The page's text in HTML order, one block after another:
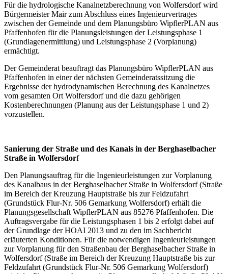
Für die hydrologische Kanalnetzberechnung von Wolfersdorf wird
Bürgermeister Mair zum Abschluss eines Ingenieurvertrages
zwischen der Gemeinde und dem Planungsbüro WipflerPLAN aus
Pfaffenhofen für die Planungsleistungen der Leistungsphase 1
(Grundlagenermittlung) und Leistungsphase 2 (Vorplanung)
ermächtigt.
Der Gemeinderat beauftragt das Planungsbüro WipflerPLAN aus
Pfaffenhofen in einer der nächsten Gemeinderatssitzung die
Ergebnisse der hydrodynamischen Berechnung des Kanalnetzes
vom gesamten Ort Wolfersdorf und die dazu gehörigen
Kostenberechnungen (Planung aus der Leistungsphase 1 und 2)
vorzustellen.
Sanierung der Straße und des Kanals in der Berghaselbacher
Straße in Wolfersdorf
Den Planungsauftrag für die Ingenieurleistungen zur Vorplanung
des Kanalbaus in der Berghaselbacher Straße in Wolfersdorf (Straße
im Bereich der Kreuzung Hauptstraße bis zur Feldzufahrt
(Grundstück Flur-Nr. 506 Gemarkung Wolfersdorf) erhält die
Planungsgesellschaft WipflerPLAN aus 85276 Pfaffenhofen. Die
Auftragsvergabe für die Leistungsphasen 1 bis 2 erfolgt dabei auf
der Grundlage der HOAI 2013 und zu den im Sachbericht
erläuterten Konditionen. Für die notwendigen Ingenieurleistungen
zur Vorplanung für den Straßenbau der Berghaselbacher Straße in
Wolfersdorf (Straße im Bereich der Kreuzung Hauptstraße bis zur
Feldzufahrt (Grundstück Flur-Nr. 506 Gemarkung Wolfersdorf)